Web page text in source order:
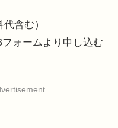
含む）
ォームより申し込む